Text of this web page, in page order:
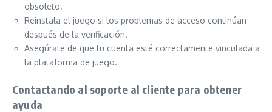
obsoleto.
Reinstala el juego si los problemas de acceso continúan
después de la verificación.
Asegúrate de que tu cuenta esté correctamente vinculada a
la plataforma de juego.
Contactando al soporte al cliente para obtener
ayuda